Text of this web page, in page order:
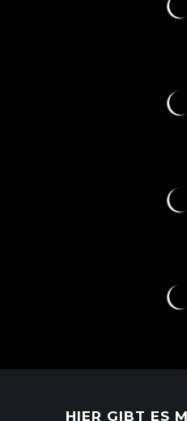
HIER GIBT ES